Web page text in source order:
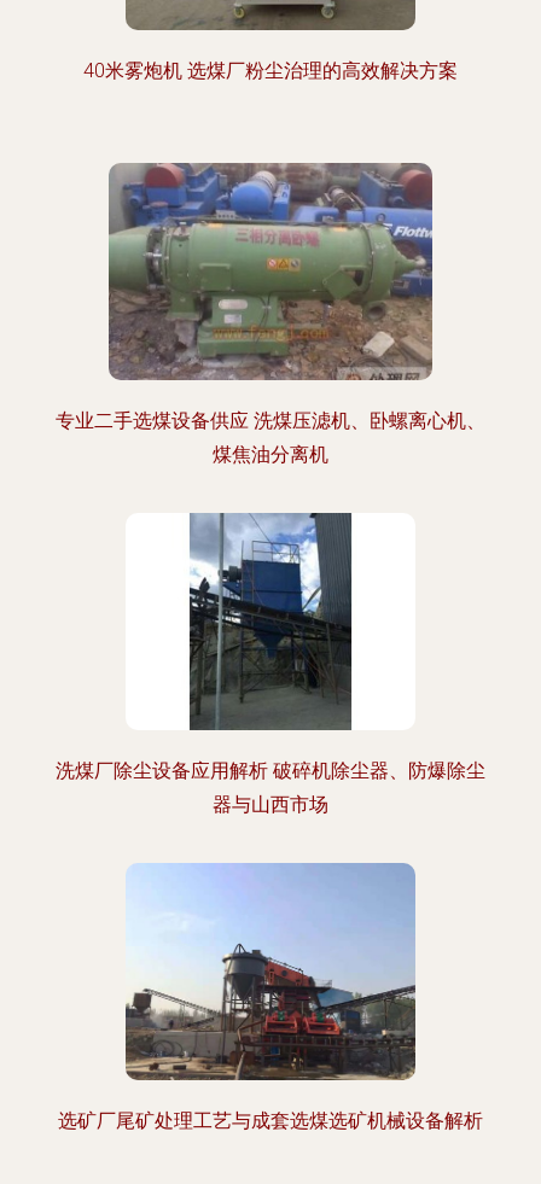
40米雾炮机 选煤厂粉尘治理的高效解决方案
专业二手选煤设备供应 洗煤压滤机、卧螺离心机、
煤焦油分离机
洗煤厂除尘设备应用解析 破碎机除尘器、防爆除尘
器与山西市场
选矿厂尾矿处理工艺与成套选煤选矿机械设备解析